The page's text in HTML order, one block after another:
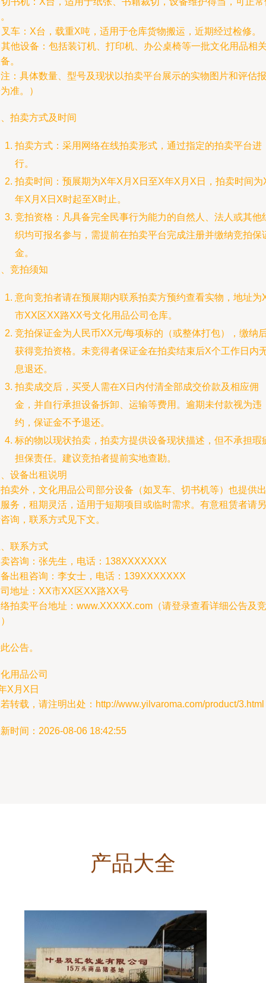
车：X台，载重X吨，适用于仓库货物搬运，近期经过检修。
他设备：包括装订机、打印机、办公桌椅等一批文化用品相
。
：具体数量、型号及现状以拍卖平台展示的实物图片和评估报
准。）
拍卖方式及时间
拍卖方式：采用网络在线拍卖形式，通过指定的拍卖平台进
行。
拍卖时间：预展期为X年X月X日至X年X月X日，拍卖时间为
年X月X日X时起至X时止。
竞拍资格：凡具备完全民事行为能力的自然人、法人或其他
织均可报名参与，需提前在拍卖平台完成注册并缴纳竞拍保
金。
竞拍须知
意向竞拍者请在预展期内联系拍卖方预约查看实物，地址为
市XX区XX路XX号文化用品公司仓库。
竞拍保证金为人民币XX元/每项标的（或整体打包），缴纳
获得竞拍资格。未竞得者保证金在拍卖结束后X个工作日内
息退还。
拍卖成交后，买受人需在X日内付清全部成交价款及相应佣
金，并自行承担设备拆卸、运输等费用。逾期未付款视为违
约，保证金不予退还。
标的物以现状拍卖，拍卖方提供设备现状描述，但不承担瑕
担保责任。建议竞拍者提前实地查勘。
设备出租说明
卖外，文化用品公司部分设备（如叉车、切书机等）也提供出
务，租期灵活，适用于短期项目或临时需求。有意租赁者请另
询，联系方式见下文。
联系方式
咨询：张先生，电话：138XXXXXXX
出租咨询：李女士，电话：139XXXXXXX
地址：XX市XX区XX路XX号
拍卖平台地址：www.XXXXX.com（请登录查看详细公告及竞
公告。
用品公司
X月X日
转载，请注明出处：http://www.yilvaroma.com/product/3.html
时间：2026-08-06 18:42:55
产品大全